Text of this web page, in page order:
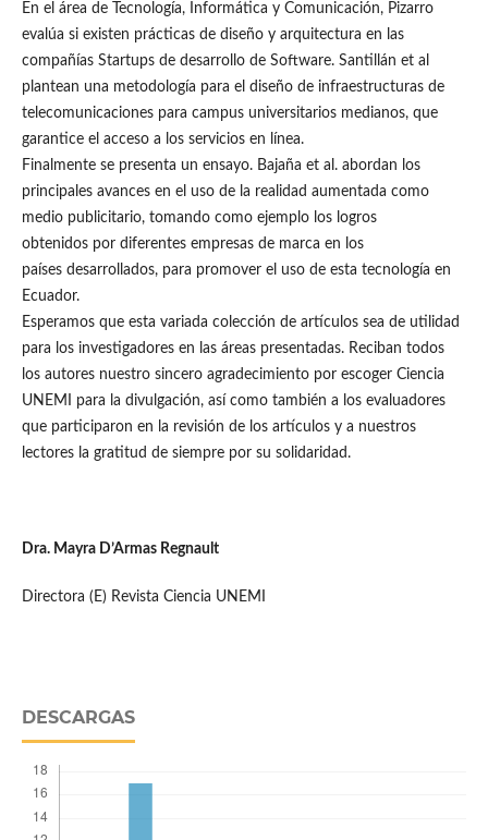
En el área de Tecnología, Informática y Comunicación, Pizarro
evalúa si existen prácticas de diseño y arquitectura en las
compañías Startups de desarrollo de Software. Santillán et al
plantean una metodología para el diseño de infraestructuras de
telecomunicaciones para campus universitarios medianos, que
garantice el acceso a los servicios en línea.
Finalmente se presenta un ensayo. Bajaña et al. abordan los
principales avances en el uso de la realidad aumentada como
medio publicitario, tomando como ejemplo los logros
obtenidos por diferentes empresas de marca en los
países desarrollados, para promover el uso de esta tecnología en
Ecuador.
Esperamos que esta variada colección de artículos sea de utilidad
para los investigadores en las áreas presentadas. Reciban todos
los autores nuestro sincero agradecimiento por escoger Ciencia
UNEMI para la divulgación, así como también a los evaluadores
que participaron en la revisión de los artículos y a nuestros
lectores la gratitud de siempre por su solidaridad.
Dra. Mayra D’Armas Regnault
Directora (E) Revista Ciencia UNEMI
DESCARGAS